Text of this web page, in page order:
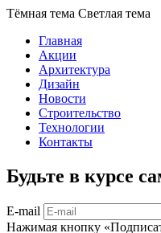
Тёмная тема Светлая тема
Главная
Акции
Архитектура
Дизайн
Новости
Строительство
Технологии
Контакты
Будьте в курсе
E-mail
Нажимая кнопку